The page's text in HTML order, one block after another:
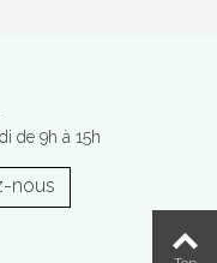
de 9h à 15h
nous